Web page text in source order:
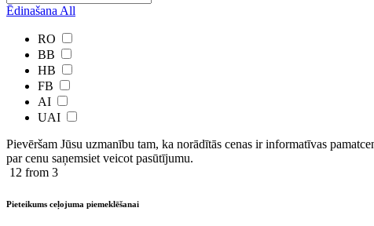
Ēdinašana All
RO
BB
HB
FB
AI
UAI
Pievēršam Jūsu uzmanību tam, ka norādītās cenas ir ​informatīvas
par cenu saņemsiet veicot pasūtījumu.
12 from 3
Pieteikums ceļojuma piemeklēšanai